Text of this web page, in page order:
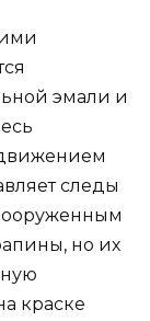
эмали и
следы
но их
краске